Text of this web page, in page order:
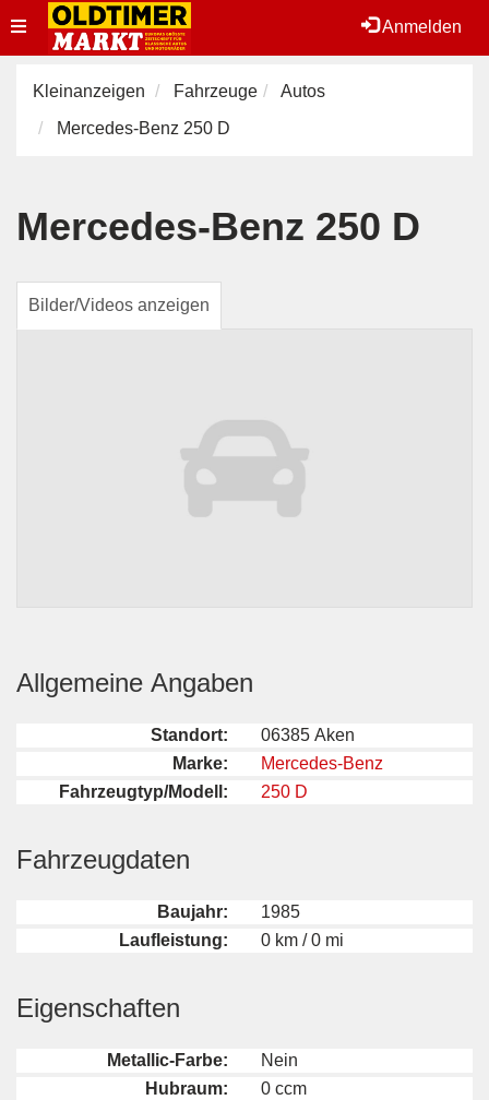
Anmelden
Toggle
navigation
Kleinanzeigen Fahrzeuge
Autos
Mercedes-Benz 250 D
Mercedes-Benz 250 D
Bilder/Videos anzeigen
Allgemeine Angaben
Standort:
06385 Aken
Marke:
Mercedes-Benz
Fahrzeugtyp/Modell:
250 D
Fahrzeugdaten
Baujahr:
1985
Laufleistung:
0 km / 0 mi
Eigenschaften
Metallic-Farbe:
Nein
Hubraum:
0 ccm